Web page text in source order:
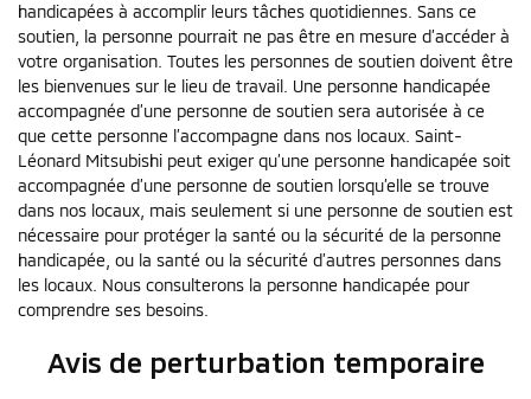
handicapées à accomplir leurs tâches quotidiennes. Sans ce
soutien, la personne pourrait ne pas être en mesure d’accéder à
votre organisation. Toutes les personnes de soutien doivent être
les bienvenues sur le lieu de travail. Une personne handicapée
accompagnée d’une personne de soutien sera autorisée à ce
que cette personne l’accompagne dans nos locaux. Saint-
Léonard Mitsubishi peut exiger qu’une personne handicapée soit
accompagnée d’une personne de soutien lorsqu’elle se trouve
dans nos locaux, mais seulement si une personne de soutien est
nécessaire pour protéger la santé ou la sécurité de la personne
handicapée, ou la santé ou la sécurité d’autres personnes dans
les locaux. Nous consulterons la personne handicapée pour
comprendre ses besoins.
Avis de perturbation temporaire